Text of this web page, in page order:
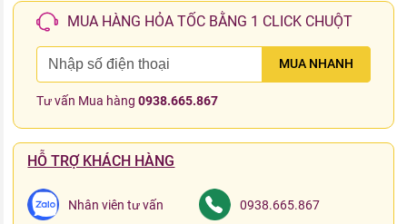
MUA HÀNG HỎA TỐC BẰNG 1 CLICK CHUỘT
MUA NHANH
Tư vấn Mua hàng0938.665.867
HỖ TRỢ KHÁCH HÀNG
Nhân viên tư vấn 0938.665.867